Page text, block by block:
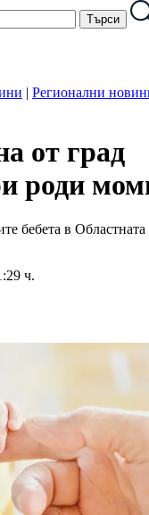
| Регионални
от град
роди
бебета в
ч.